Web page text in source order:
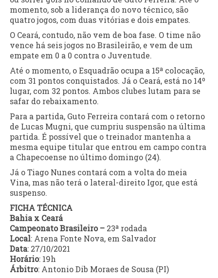
momento, sob a liderança do novo técnico, são
quatro jogos, com duas vitórias e dois empates.
O Ceará, contudo, não vem de boa fase. O time não
vence há seis jogos no Brasileirão, e vem de um
empate em 0 a 0 contra o Juventude.
Até o momento, o Esquadrão ocupa a 15ª colocação,
com 31 pontos conquistados. Já o Ceará, está no 14º
lugar, com 32 pontos. Ambos clubes lutam para se
safar do rebaixamento.
Para a partida, Guto Ferreira contará com o retorno
de Lucas Mugni, que cumpriu suspensão na última
partida. É possível que o treinador mantenha a
mesma equipe titular que entrou em campo contra
a Chapecoense no último domingo (24).
Já o Tiago Nunes contará com a volta do meia
Vina, mas não terá o lateral-direito Igor, que está
suspenso.
FICHA TÉCNICA
Bahia x Ceará
Campeonato Brasileiro – 23ª rodada
Local: Arena Fonte Nova, em Salvador
Data: 27/10/2021
Horário: 19h
Árbitro: Antonio Dib Moraes de Sousa (PI)